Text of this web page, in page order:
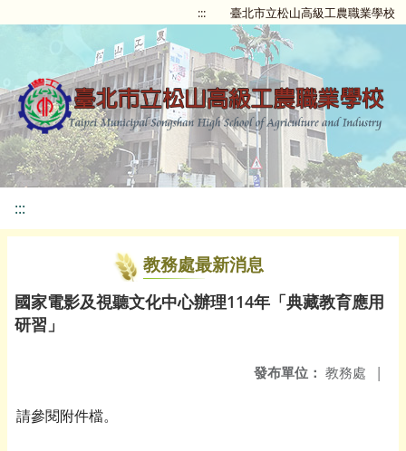
::: 臺北市立松山高級工農職業學校
:::
教務處最新消息
國家電影及視聽文化中心辦理114年「典藏教育應用
研習」
發布單位： 教務處 |
請參閱附件檔。